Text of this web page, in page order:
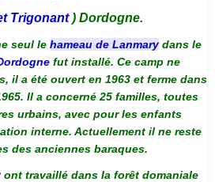
Trigonant) Dordogne.
seul le hameau de Lanmarydans le
fut installé. Ce camp ne
il a été ouvert en 1963 et ferme dans
Il a concerné 25 familles, toutes
urbains, avec pour les enfants
interne. Actuellement il ne reste
des anciennes baraques.
ont travaillé dans la forêt domaniale